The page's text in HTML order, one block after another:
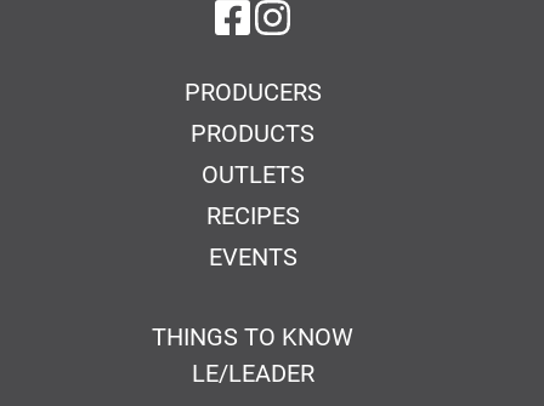
on Facebook
on Instagram
PRODUCERS
PRODUCTS
OUTLETS
RECIPES
EVENTS
THINGS TO KNOW
LE/LEADER